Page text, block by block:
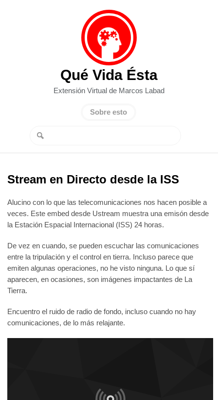
Qué Vida Ésta
Extensión Virtual de Marcos Labad
Sobre esto
Stream en Directo desde la ISS
Alucino con lo que las telecomunicaciones nos hacen posible a
veces. Este embed desde Ustream muestra una emisón desde
la Estación Espacial Internacional (ISS) 24 horas.
De vez en cuando, se pueden escuchar las comunicaciones
entre la tripulación y el control en tierra. Incluso parece que
emiten algunas operaciones, no he visto ninguna. Lo que sí
aparecen, en ocasiones, son imágenes impactantes de La
Tierra.
Encuentro el ruido de radio de fondo, incluso cuando no hay
comunicaciones, de lo más relajante.